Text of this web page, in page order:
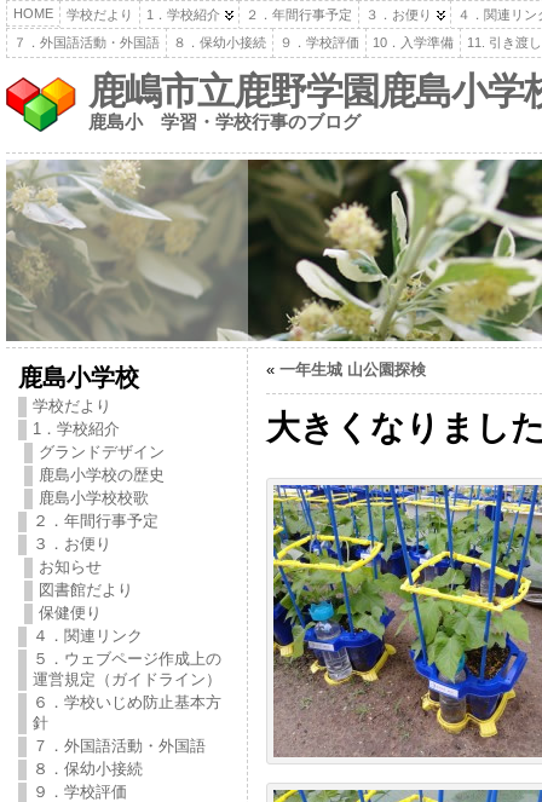
HOME 学校だより 1．学校紹介 ２．年間行事予定 ３．お便り
４．関連リン
７．外国語活動・外国語
８．保幼小接続 ９．学校評価 10．入学準備 11. 引き渡
鹿嶋市立鹿野学園鹿島小学
鹿島小 学習・学校行事のブログ
鹿島小学校
学校だより
1．学校紹介
グランドデザイン
鹿島小学校の歴史
鹿島小学校校歌
２．年間行事予定
３．お便り
お知らせ
図書館だより
保健便り
４．関連リンク
５．ウェブページ作成上の
運営規定（ガイドライン）
６．学校いじめ防止基本方
針
７．外国語活動・外国語
８．保幼小接続
９．学校評価
« 一年生城 山公園探検
大きくなりまし